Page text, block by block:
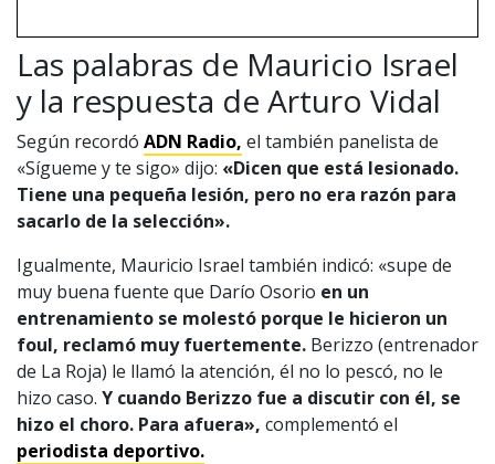
Las palabras de Mauricio Israel
y la respuesta de Arturo Vidal
Según recordó ADN Radio, el también panelista de
«Sígueme y te sigo» dijo: «Dicen que está lesionado.
Tiene una pequeña lesión, pero no era razón para
sacarlo de la selección».
Igualmente, Mauricio Israel también indicó: «supe de
muy buena fuente que Darío Osorio en un
entrenamiento se molestó porque le hicieron un
foul, reclamó muy fuertemente. Berizzo (entrenador
de La Roja) le llamó la atención, él no lo pescó, no le
hizo caso. Y cuando Berizzo fue a discutir con él, se
hizo el choro. Para afuera», complementó el
periodista deportivo.